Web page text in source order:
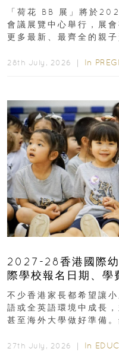
「荷花 BB 展」將於
會議展覽中心舉行，展
更多最新、最齊全的親
28th July, 2026 ｜ In
2027-28香港國際幼
際學校報名日期、學
不少香港家長都希望讓
語或全英語環境中成長
甚至海外大學做好準備
27th July, 2026 ｜ In